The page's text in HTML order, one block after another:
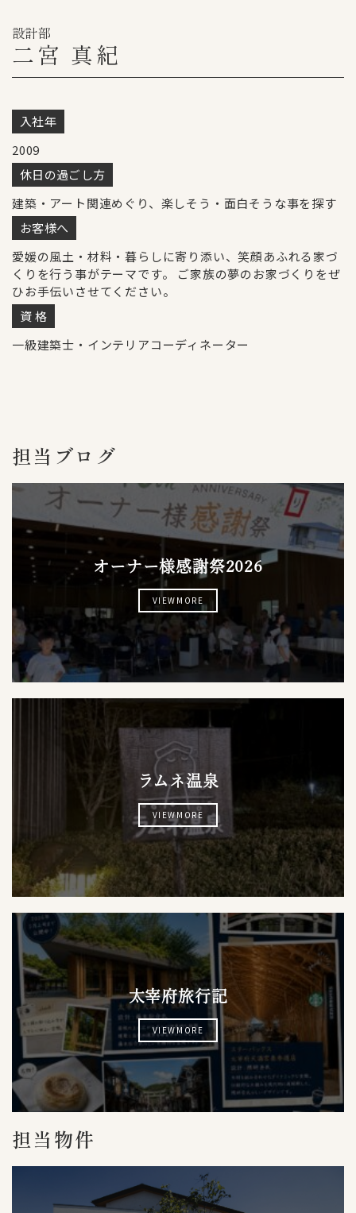
設計部
二宮 真紀
入社年
2009
休日の過ごし方
建築・アート関連めぐり、楽しそう・面白そうな事を探す
お客様へ
愛媛の風土・材料・暮らしに寄り添い、笑顔あふれる家づ
くりを行う事がテーマです。 ご家族の夢のお家づくりをぜ
ひお手伝いさせてください。
資 格
一級建築士・インテリアコーディネーター
担当ブログ
オーナー様感謝祭2026
VIEWMORE
ラムネ温泉
VIEWMORE
太宰府旅行記
VIEWMORE
担当物件